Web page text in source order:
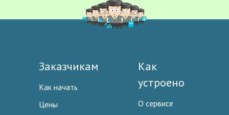
Заказчикам
Как начать
Цены
Как
устроено
О сервисе